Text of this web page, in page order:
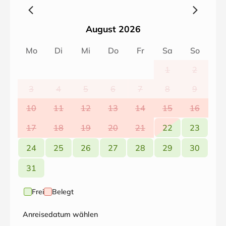
Wohnanlage ist ein Bootsverleih. Von dort aus können
Sie die Boddenlandschaft mit dem eigenen Boot
erkunden. Nur zwei Gehminuten entfernt ist der kleine
Kinderspielplatz. Vom Zingster Hafen starten
August 2026
Mo Di Mi Do Fr Sa
So
1
2
3
4 5 6 7 8
9
10
11 12 13 14 15
16
17
18 19 20 21 22
23
24
25 26 27 28 29
30
31
Frei Belegt
Anreisedatum wählen